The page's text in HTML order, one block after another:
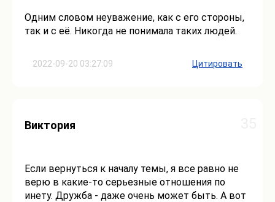
2022-09-20 03:27:09
Одним словом неуважение, как с его стороны,
так и с её. Никогда не понимала таких людей.
Цитировать
Виктория
Если вернуться к началу темы, я все равно не
верю в какие-то серьезные отношения по
инету. Дружба - даже очень может быть. А вот